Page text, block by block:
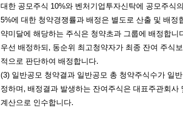
대한 공모주식 10%와 벤처기업투자신탁에 공모주식의
5%에 대한 청약경쟁률과 배정은 별도로 산출 및 배정
약미달에 해당하는 주식은 청약초과 그룹에 배정합니
우선 배정하되 , 동순위 최고청약자가 최종 잔여 주식
적으로 판단하여 배정합니다.
(3) 일반공모 청약결과 일반공모 총 청약주식수가 일
정하며 , 배정결과 발생하는 잔여주식은 대표주관회사
계산으로 인수합니다.